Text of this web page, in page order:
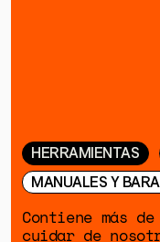
HERRAMIENTAS
MANUALES Y
Contiene más
cuidar de